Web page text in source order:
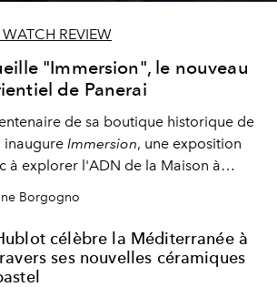
REVIEW
"Immersion", le nouveau
de Panerai
de sa boutique historique de
inaugure Immersion, une exposition
à explorer l'ADN de la Maison à
sensoriel entre patrimoine,
d'aventure.
Borgogno
célèbre la Méditerranée à
ses nouvelles céramiques